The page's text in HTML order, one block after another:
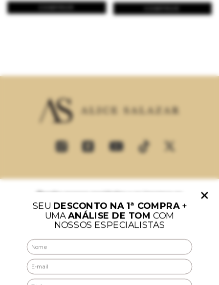
Receba nossos novidades e se inscreva-se
Fique por dentro do que rola aqui e ganhe 10%
de desconto na primeira compra